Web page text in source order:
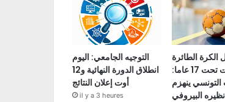
التوجيه الجامعي: اليوم
انطلاق الدورة النهائية و12
أوت إعلان النتائج
il y a 3 heures
الكرة الطائرة
فتيات تحت 17 عاما:
التونسي ينهزم
البيروفي